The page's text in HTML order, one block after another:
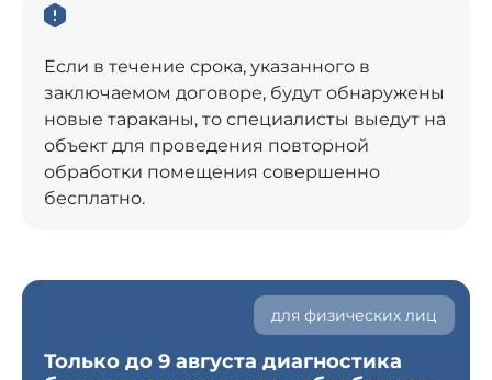
Если в течение срока, указанного в
заключаемом договоре, будут обнаружены
новые тараканы, то специалисты выедут на
объект для проведения повторной
обработки помещения совершенно
бесплатно.
для физических лиц
Только до 9 августа диагностика